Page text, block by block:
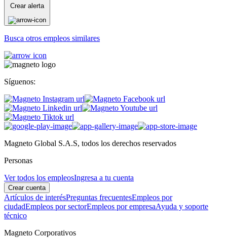
Crear alerta
Busca otros empleos similares
Síguenos:
Magneto Global S.A.S, todos los derechos reservados
Personas
Ver todos los empleosIngresa a tu cuenta
Crear cuenta
Artículos de interésPreguntas frecuentesEmpleos por
ciudadEmpleos por sectorEmpleos por empresaAyuda y soporte
técnico
Magneto Corporativos